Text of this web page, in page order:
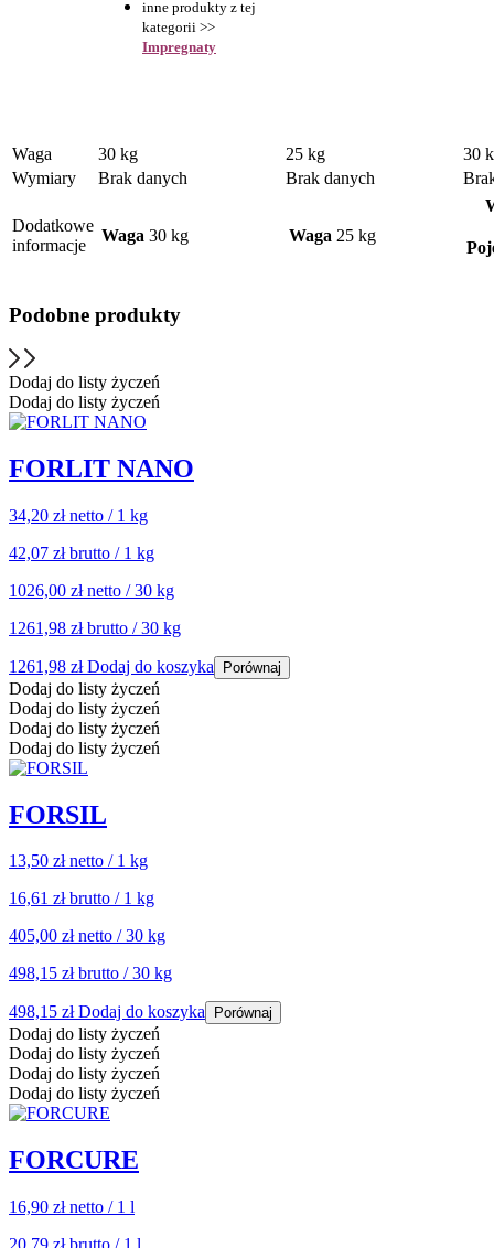
inne produkty z tej
kategorii >>
Impregnaty
Waga 30 kg 25 kg
30
Wymiary
Brak danych Brak danych
Dodatkowe
informacje
Waga 30 kg Waga 25 kg
Podobne produkty
Dodaj do listy życzeń
Dodaj do listy życzeń
FORLIT NANO
34,20 złnetto / 1 kg
42,07 złbrutto / 1 kg
1026,00 złnetto / 30 kg
1261,98 złbrutto / 30 kg
1261,98 zł Dodaj do koszyka Porównaj
Dodaj do listy życzeń
Dodaj do listy życzeń
Dodaj do listy życzeń
Dodaj do listy życzeń
FORSIL
13,50 złnetto / 1 kg
16,61 złbrutto / 1 kg
405,00 złnetto / 30 kg
498,15 złbrutto / 30 kg
498,15 zł Dodaj do koszyka Porównaj
Dodaj do listy życzeń
Dodaj do listy życzeń
Dodaj do listy życzeń
Dodaj do listy życzeń
FORCURE
16,90 złnetto / 1 l